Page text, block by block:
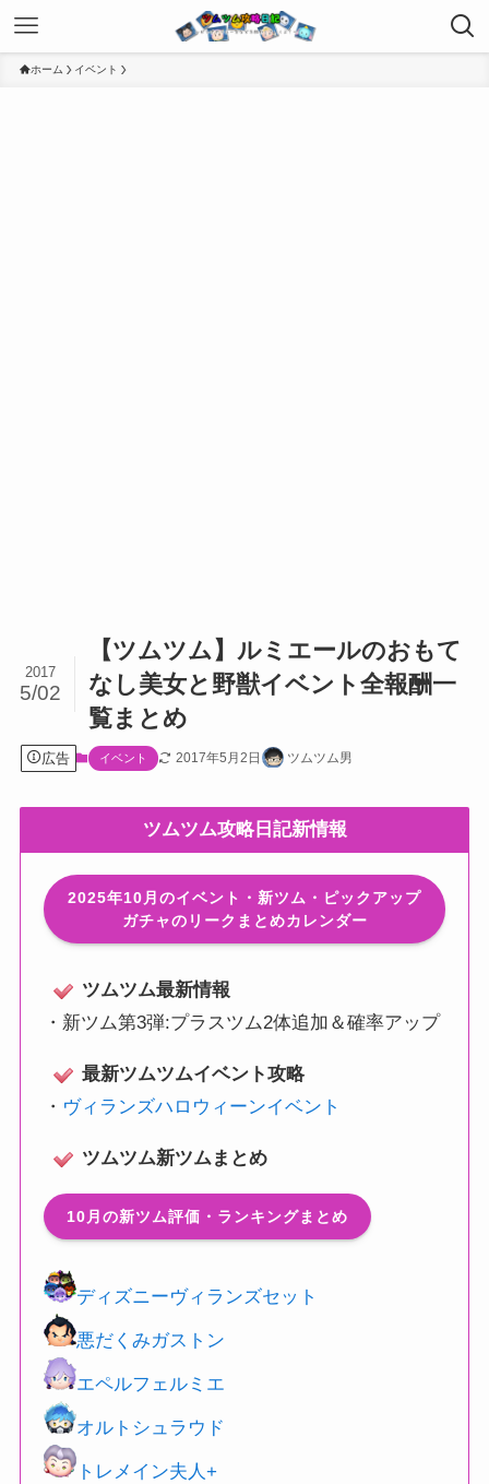
ホーム イベント
【ツムツム】ルミエールのおもて
なし美女と野獣イベント全報酬一
覧まとめ
2017
5/02
広告 イベント 2017年5月2日 ツムツム男
ツムツム攻略日記新情報
2025年10月のイベント・新ツム・ピックアップ
ガチャのリークまとめカレンダー
ツムツム最新情報
・ 新ツム第3弾:プラスツム2体追加＆確率アップ
最新ツムツムイベント攻略
・ ヴィランズハロウィーンイベント
ツムツム新ツムまとめ
10月の新ツム評価・ランキングまとめ
ディズニーヴィランズセット
悪だくみガストン
エペルフェルミエ
オルトシュラウド
トレメイン夫人+